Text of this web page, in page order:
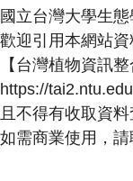
國立台灣大學生
歡迎引用本網站資
【台灣植物資訊
https://
且不得有收取資
如需商業使用，請